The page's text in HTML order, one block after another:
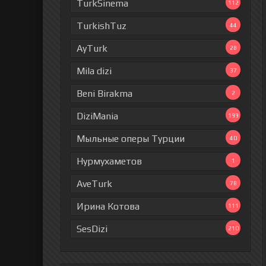
TurkSinema 112
TurkishTuz 44
AyTurk 28
Mila dizi 37
Beni Birakma 2
DiziMania 199
Мыльные оперы Турции 40
Нурмухаметов 1
AveTurk 78
Ирина Котова 111
SesDizi 210